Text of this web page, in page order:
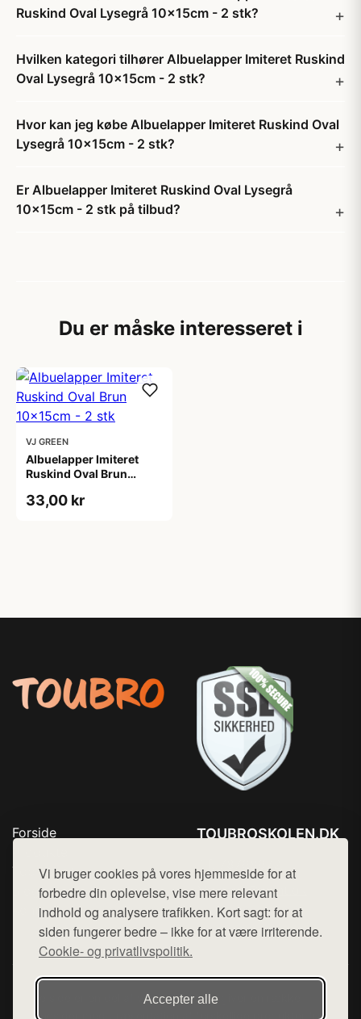
Vi bruger cookies på vores hjemmeside for at
forbedre din oplevelse, vise mere relevant
indhold og analysere trafikken. Kort sagt: for at
siden fungerer bedre – ikke for at være irriterende.
Cookie- og privatlivspolitik.
Accepter alle
Ruskind Oval Lysegrå 10x15cm - 2 stk?
Hvilken kategori tilhører Albuelapper Imiteret Ruskind
Oval Lysegrå 10x15cm - 2 stk?
Hvor kan jeg købe Albuelapper Imiteret Ruskind Oval
Lysegrå 10x15cm - 2 stk?
Er Albuelapper Imiteret Ruskind Oval Lysegrå
10x15cm - 2 stk på tilbud?
Du er måske interesseret i
VJ GREEN
Albuelapper Imiteret
Ruskind Oval Brun
33,00 kr
Forside
Top Rabatter
Blog
Kontakt
TOUBROSKOLEN.DK
Mail: hej@want.dk
Cookie- og privatlivspolitik
Denne side er en del af want.dk, der udgiver en række
hjemmesider med præsentation af forskellige produkter fra